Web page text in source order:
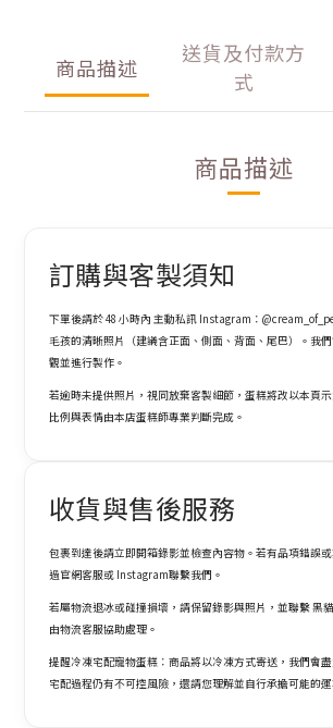
商品描述
送貨及付款方
式
商品描述
訂購與客製須知
下單後請於 48 小時內 主動私訊 Instagram：
毛孩的清晰照片（建議含正面、側面、背面、尾巴）。我
觀並進行製作。
若逾時未提供照片，視同放棄客製細節，蛋糕將改以本頁
比例與表情由本店蛋糕師專業判斷完成。
收貨與售後服務
包裹到達後請立即開箱錄影並檢查內容物。若有品項錯誤
過官網客服或 Instagram聯繫我們。
若屬物流退冰或碰撞損壞，請保留錄影與照片，並聯繫 黑
由物流客服協助處理。
提醒冷凍宅配寵物蛋糕：商品將以冷凍方式寄送，我們會
宅配過程仍有不可控風險，還請您理解並自行承擔可能的